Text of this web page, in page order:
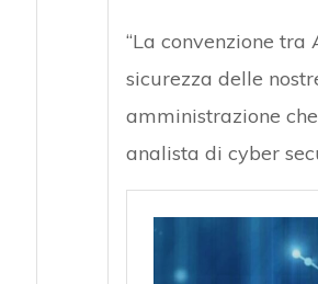
“La convenzione
sicurezza delle
amministrazione
analista di cyber